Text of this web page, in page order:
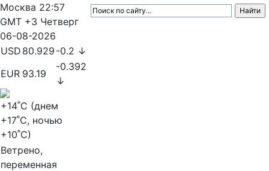
Москва 22:57
GMT +3 Четверг
06-08-2026
USD 80.929 -0.2 ↓
EUR 93.19
-0.392
↓
+14˚C (днем
+17˚C, ночью
+10˚C)
Ветрено,
переменная